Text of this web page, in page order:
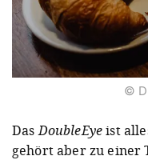
©
DasDoubleEyeist
gehört aber zu einer